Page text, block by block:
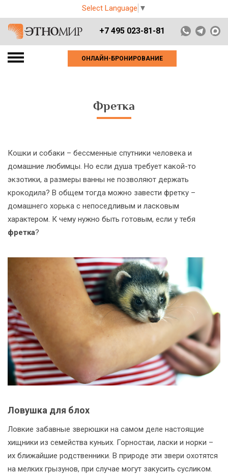
Select Language ▼
+7 495 023-81-81
ОНЛАЙН-БРОНИРОВАНИЕ
Фретка
Кошки и собаки – бессменные спутники человека и
домашние любимцы. Но если душа требует какой-то
экзотики, а размеры ванны не позволяют держать
крокодила? В общем тогда можно завести фретку –
домашнего хорька с непоседливым и ласковым
характером. К чему нужно быть готовым, если у тебя
фретка?
Ловушка для блох
Ловкие забавные зверюшки на самом деле настоящие
хищники из семейства куньих. Горностаи, ласки и норки –
их ближайшие родственники. В природе эти звери охотятся
на мелких грызунов, при случае могут закусить сусликом.